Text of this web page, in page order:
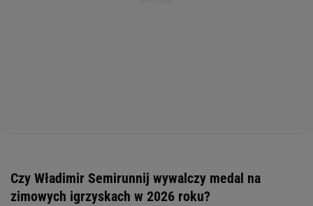
Czy Władimir Semirunnij wywalczy medal na
zimowych igrzyskach w 2026 roku?